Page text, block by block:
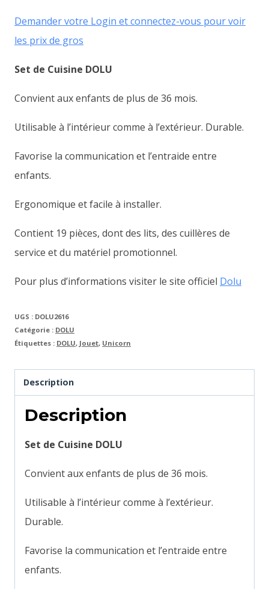
Demander votre Login et connectez-vous pour voir
les prix de gros
Set de Cuisine DOLU
Convient aux enfants de plus de 36 mois.
Utilisable à l’intérieur comme à l’extérieur. Durable.
Favorise la communication et l’entraide entre
enfants.
Ergonomique et facile à installer.
Contient 19 pièces, dont des lits, des cuillères de
service et du matériel promotionnel.
Pour plus d’informations visiter le site officiel Dolu
UGS : DOLU2616
Catégorie : DOLU
Étiquettes : DOLU, Jouet, Unicorn
Description
Description
Set de Cuisine DOLU
Convient aux enfants de plus de 36 mois.
Utilisable à l’intérieur comme à l’extérieur.
Durable.
Favorise la communication et l’entraide entre
enfants.